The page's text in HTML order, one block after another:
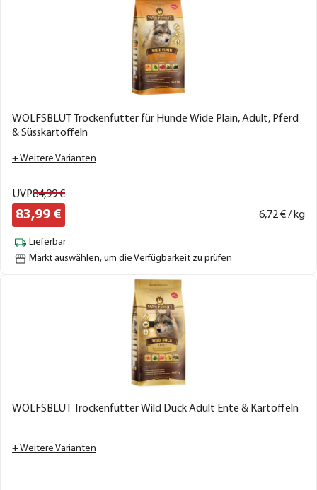
WOLFSBLUT Trockenfutter für Hunde Wide Plain, Adult, Pferd
& Süsskartoffeln
+ Weitere Varianten
UVP84,99€
83,99 € 6,72€ / kg
Lieferbar
Markt auswählen, um die Verfügbarkeit zu prüfen
WOLFSBLUT Trockenfutter Wild Duck Adult Ente & Kartoffeln
+ Weitere Varianten